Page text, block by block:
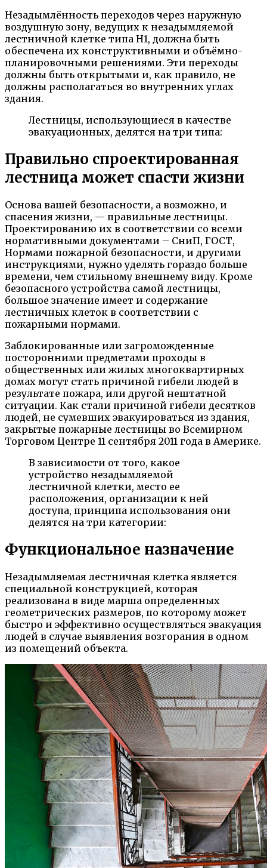
Незадымлённость переходов через наружную
воздушную зону, ведущих к незадымляемой
лестничной клетке типа H1, должна быть
обеспечена их конструктивными и объёмно-
планировочными решениями. Эти пере­ходы
должны быть открытыми и, как правило, не
должны располагаться во внутренних углах
здания.
Лестницы, использующиеся в качестве
эвакуационных, делятся на три типа:
Правильно спроектированная
лестница может спасти жизни
Основа вашей безопасности, а возможно, и
спасения жизни, — правильные лестницы.
Проектированию их в соответствии со всеми
нормативными документами – СниП, ГОСТ,
Нормами пожарной безопасности, и другими
инструкциями, нужно уделять гораздо больше
времени, чем стильному внешнему виду. Кроме
безопасного устройства самой лестницы,
большое значение имеет и содержание
лестничных клеток в соответствии с
пожарными нормами.
Заблокированные или загроможденные
посторонними предметами проходы в
общественных или жилых многоквартирных
домах могут стать причиной гибели людей в
результате пожара, или другой нештатной
ситуации. Как стали причиной гибели десятков
людей, не сумевших эвакуироваться из здания,
закрытые пожарные лестницы во Всемирном
Торговом Центре 11 сентября 2011 года в Америке.
В зависимости от того, какое
устройство незадымляемой
лестничной клетки, место ее
расположения, организации к ней
доступа, принципа использования они
делятся на три категории:
Функциональное назначение
Незадымляемая лестничная клетка является
специальной конструкцией, которая
реализована в виде марша определенных
геометрических размеров, по которому может
быстро и эффективно осуществляться эвакуация
людей в случае выявления возгорания в одном
из помещений объекта.